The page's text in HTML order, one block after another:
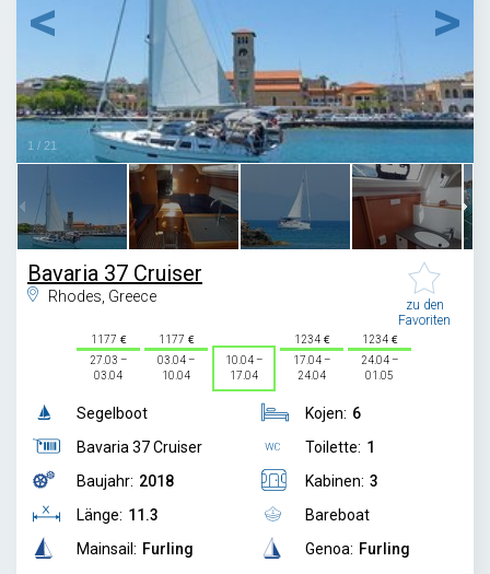
1 / 21
Bavaria 37 Cruiser
Rhodes, Greece
zu den
Favoriten
1177
27.03 –
03.04
1177
03.04 –
10.04
10.04 –
17.04
1234
17.04 –
24.04
1234
24.04 –
01.05
Segelboot
Bavaria 37 Cruiser
Baujahr: 2018
Länge: 11.3
Mainsail: Furling
Kojen: 6
Toilette: 1
Kabinen: 3
Bareboat
Genoa: Furling